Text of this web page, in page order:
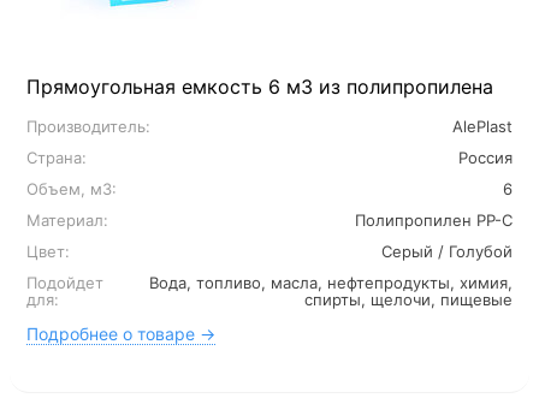
Прямоугольная емкость 6 м3 из полипропилена
Производитель:
AlePlast
Страна:
Россия
Объем, м3:
6
Материал:
Полипропилен PP-C
Цвет:
Серый / Голубой
Подойдет
для:
Вода, топливо, масла, нефтепродукты, химия,
спирты, щелочи, пищевые
Подробнее о товаре →